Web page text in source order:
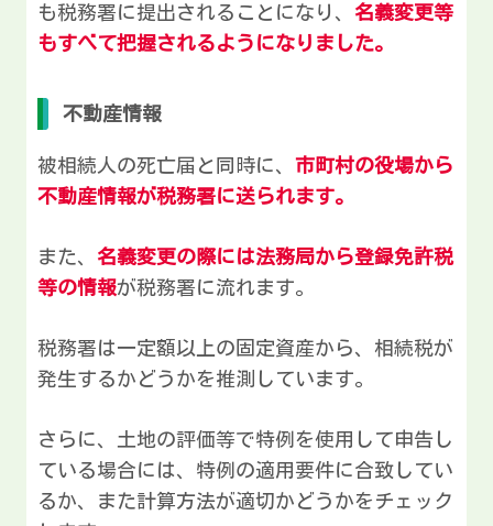
も税務署に提出されることになり、 名義変更等
もすべて把握されるようになりました。
不動産情報
被相続人の死亡届と同時に、 市町村の役場から
不動産情報が税務署に送られます。
また、 名義変更の際には法務局から登録免許税
等の情報が税務署に流れます。
税務署は一定額以上の固定資産から、相続税が
発生するかどうかを推測しています。
さらに、土地の評価等で特例を使用して申告し
ている場合には、特例の適用要件に合致してい
るか、また計算方法が適切かどうかをチェック